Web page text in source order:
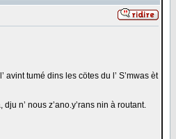
avint tumé dins les cötes du l’ S’mwas èt
n’ nous z’ano.y’rans nin à routant.